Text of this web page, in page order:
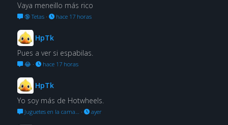
Vaya meneillo más rico
🔞 Tetas· hace 17 horas
HpTk
Pues a ver si espabilas.
😂· hace 17 horas
HpTk
Yo soy más de Hotwheels.
Juguetes en la cama… · ayer